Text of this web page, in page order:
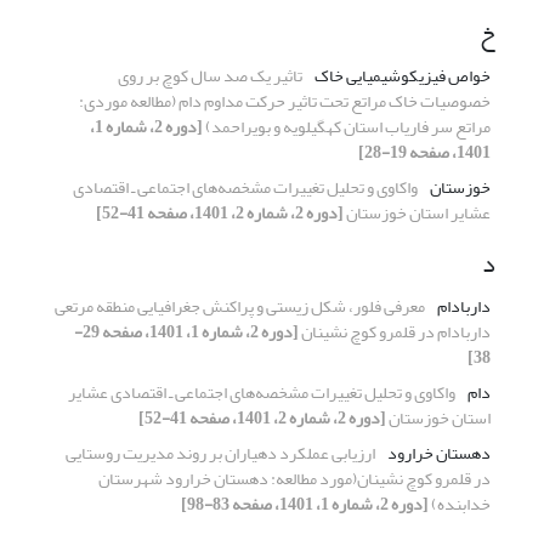
خ
خواص فیزیکوشیمیایی خاک تاثیر یک صد سال کوچ بر روی
خصوصیات خاک مراتع تحت تاثیر حرکت مداوم دام (مطالعه موردی:
مراتع سر فاریاب استان کهگیلویه و بویراحمد) [دوره 2، شماره 1،
1401، صفحه 19-28]
خوزستان واکاوی و تحلیل تغییرات مشخصه‌های اجتماعی ـ اقتصادی
عشایر استان خوزستان[دوره 2، شماره 2، 1401، صفحه 41-52]
د
داربادام معرفی فلور، شکل زیستی و پراکنش جغرافیایی منطقه مرتعی
داربادام در قلمرو کوچ نشینان [دوره 2، شماره 1، 1401، صفحه 29-
38]
دام واکاوی و تحلیل تغییرات مشخصه‌های اجتماعی ـ اقتصادی عشایر
استان خوزستان[دوره 2، شماره 2، 1401، صفحه 41-52]
دهستان خرارود ارزیابی عملکرد دهیاران بر روند مدیریت روستایی
در قلمرو کوچ نشینان(مورد مطالعه: دهستان خرارود شهرستان
خدابنده)[دوره 2، شماره 1، 1401، صفحه 83-98]